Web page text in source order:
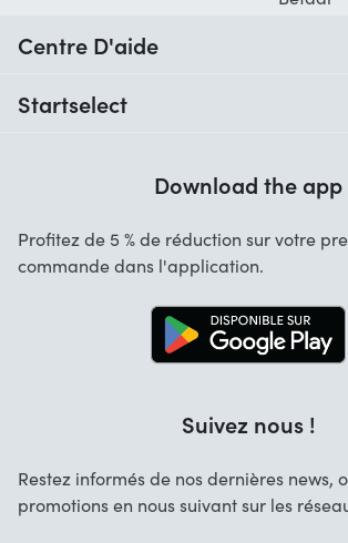
Centre D'aide
Contact
Startselect
Startselect App
Emplois
Download the app
Profitez de 5 % de réduction sur votre
commande dans l'application.
Suivez nous !
Restez informés de nos dernières news,
promotions en nous suivant sur les